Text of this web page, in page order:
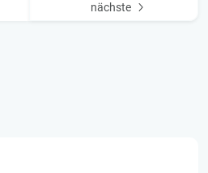
nächste